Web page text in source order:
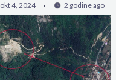
okt 4, 2024 2 godine ago